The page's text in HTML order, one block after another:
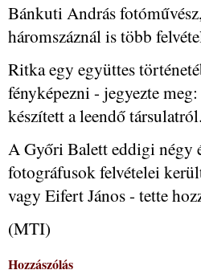
Bánkuti András
háromszáznál is több
Ritka egy együttes
fényképezni - jegyezte
készített a leendő társulatról.
A Győri Balett eddigi négy
fotográfusok felvételei
vagy Eifert János - tette
(MTI)
Hozzászólás